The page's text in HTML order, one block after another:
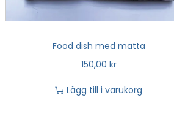
Food dish med matta
150,00 kr
Lägg till i varukorg